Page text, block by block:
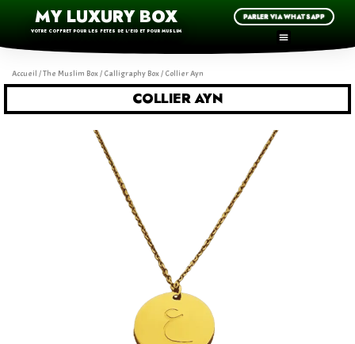
MY LUXURY BOX
VOTRE COFFRET POUR LES FETES DE L'EID ET POUR MUSLIM
PARLER VIA WHATSAPP
Accueil /The Muslim Box/ Calligraphy Box/ Collier Ayn
COLLIER AYN